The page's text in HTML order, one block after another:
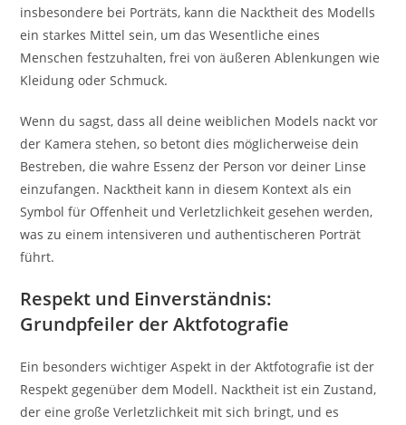
insbesondere bei Porträts, kann die Nacktheit des Modells
ein starkes Mittel sein, um das Wesentliche eines
Menschen festzuhalten, frei von äußeren Ablenkungen wie
Kleidung oder Schmuck.
Wenn du sagst, dass all deine weiblichen Models nackt vor
der Kamera stehen, so betont dies möglicherweise dein
Bestreben, die wahre Essenz der Person vor deiner Linse
einzufangen. Nacktheit kann in diesem Kontext als ein
Symbol für Offenheit und Verletzlichkeit gesehen werden,
was zu einem intensiveren und authentischeren Porträt
führt.
Respekt und Einverständnis:
Grundpfeiler der Aktfotografie
Ein besonders wichtiger Aspekt in der Aktfotografie ist der
Respekt gegenüber dem Modell. Nacktheit ist ein Zustand,
der eine große Verletzlichkeit mit sich bringt, und es